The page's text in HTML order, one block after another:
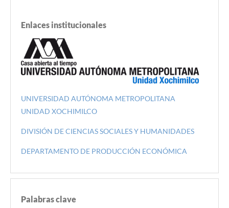
Enlaces institucionales
UNIVERSIDAD AUTÓNOMA METROPOLITANA
UNIDAD XOCHIMILCO
DIVISIÓN DE CIENCIAS SOCIALES Y HUMANIDADES
DEPARTAMENTO DE PRODUCCIÓN ECONÓMICA
Palabras clave